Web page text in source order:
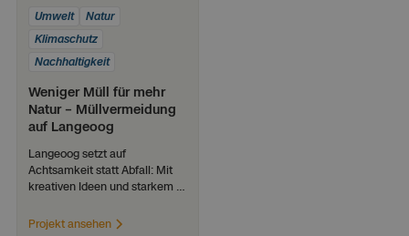
Umwelt
Natur
Klimaschutz
Nachhaltigkeit
Weniger Müll für mehr
Natur – Müllvermeidung
auf Langeoog
Langeoog setzt auf
Achtsamkeit statt Abfall: Mit
kreativen Ideen und starkem
die Insel ihre einzigartige Natur.
Projekt ansehen